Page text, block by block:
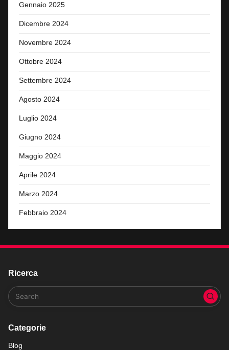
Gennaio 2025
Dicembre 2024
Novembre 2024
Ottobre 2024
Settembre 2024
Agosto 2024
Luglio 2024
Giugno 2024
Maggio 2024
Aprile 2024
Marzo 2024
Febbraio 2024
Ricerca
Categorie
Blog